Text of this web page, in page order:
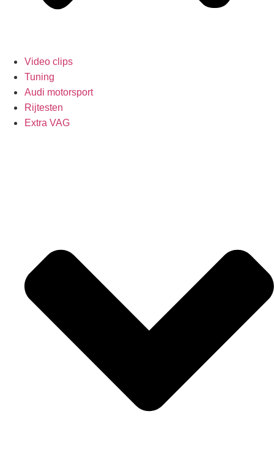
Video clips
Tuning
Audi motorsport
Rijtesten
Extra VAG